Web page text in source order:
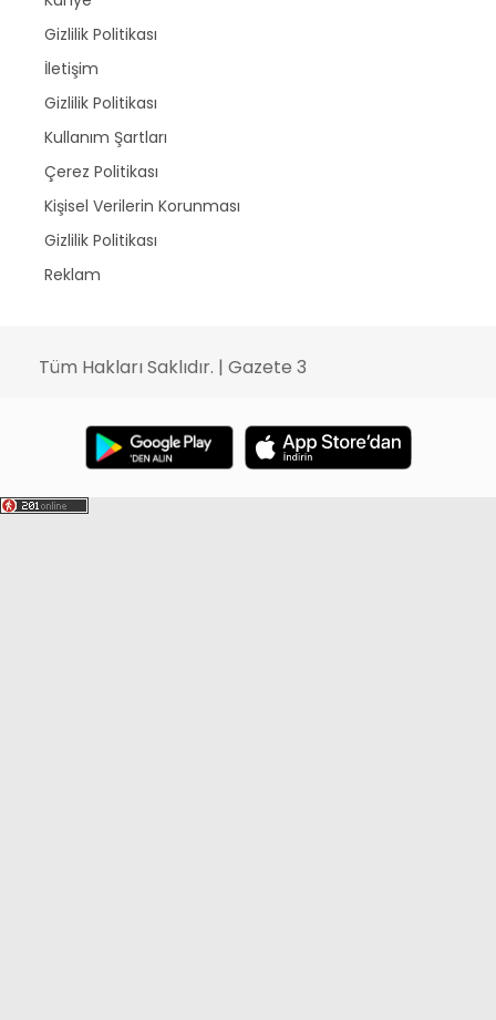
Gizlilik Politikası
İletişim
Gizlilik Politikası
Kullanım Şartları
Çerez Politikası
Kişisel Verilerin Korunması
Gizlilik Politikası
Reklam
Tüm Hakları Saklıdır. | Gazete 3